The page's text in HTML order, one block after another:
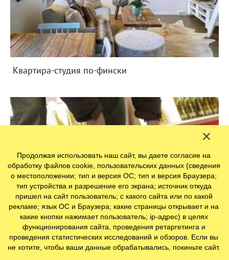
Квартира-студия по-фински
Продолжая использовать наш сайт, вы даете согласие на
обработку файлов cookie, пользовательских данных (сведения
о местоположении; тип и версия ОС; тип и версия Браузера;
тип устройства и разрешение его экрана; источник откуда
пришел на сайт пользователь; с какого сайта или по какой
рекламе; язык ОС и Браузера; какие страницы открывает и на
какие кнопки нажимает пользователь; ip-адрес) в целях
функционирования сайта, проведения ретаргетинга и
проведения статистических исследований и обзоров. Если вы
не хотите, чтобы ваши данные обрабатывались, покиньте сайт.